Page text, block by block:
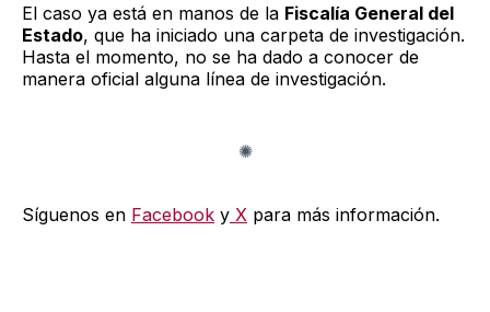
El caso ya está en manos de la Fiscalía General del
Estado, que ha iniciado una carpeta de investigación.
Hasta el momento, no se ha dado a conocer de
manera oficial alguna línea de investigación.
Síguenos en Facebook y X para más información.